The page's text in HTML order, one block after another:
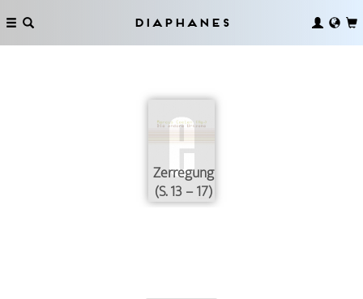
Diaphanes
Zerregung
(S. 13 – 17)